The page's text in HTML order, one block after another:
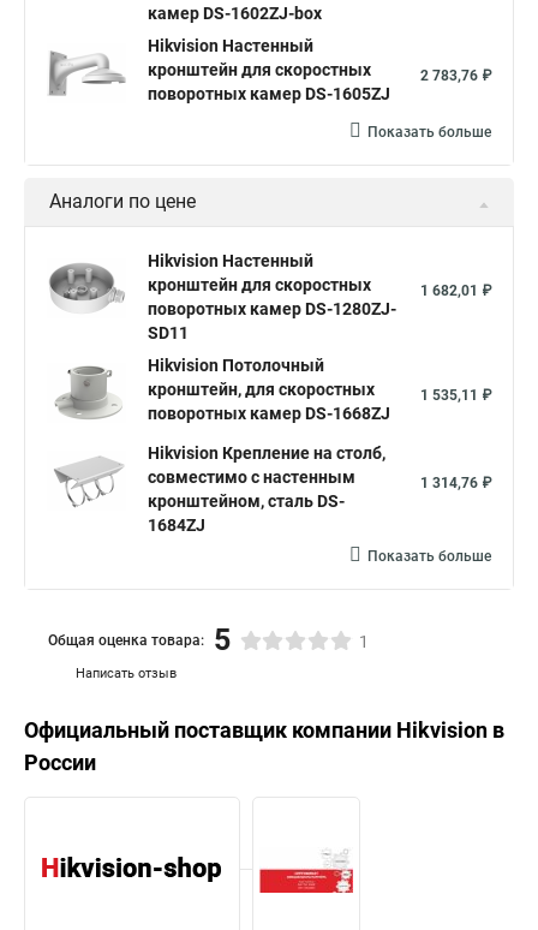
камер DS-1602ZJ-box
Hikvision Настенный
кронштейн для скоростных
поворотных камер DS-1605ZJ
2 783,76 ₽
Показать больше
Аналоги по цене
Hikvision Настенный
кронштейн для скоростных
поворотных камер DS-1280ZJ-
SD11
1 682,01 ₽
Hikvision Потолочный
кронштейн, для скоростных
поворотных камер DS-1668ZJ
1 535,11 ₽
Hikvision Крепление на столб,
совместимо с настенным
кронштейном, сталь DS-
1684ZJ
1 314,76 ₽
Показать больше
Написать отзыв
Общая оценка товара: 5 1
Официальный поставщик компании Hikvision в
России